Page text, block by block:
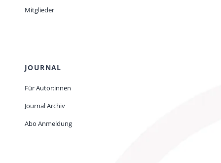
Mitglieder
JOURNAL
Für Autor:innen
Journal Archiv
Abo Anmeldung